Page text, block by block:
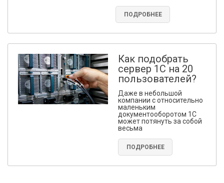
ПОДРОБНЕЕ
Как подобрать
сервер 1С на 20
пользователей?
Даже в небольшой
компании с относительно
маленьким
документооборотом 1С
может потянуть за собой
весьма
ПОДРОБНЕЕ